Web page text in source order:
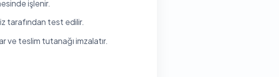
işlenir.
tarafından test edilir.
ve teslim tutanağı imzalatır.